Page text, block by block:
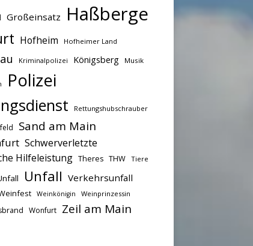
Großeinsatz Haßberge
Hofheim Hofheimer Land
Kriminalpolizei Königsberg Musik
Polizei
Rettungshubschrauber
Sand am Main
Schwerverletzte
Hilfeleistung Theres THW Tiere
Unfall Verkehrsunfall
Weinkönigin Weinprinzessin
Wonfurt Zeil am Main